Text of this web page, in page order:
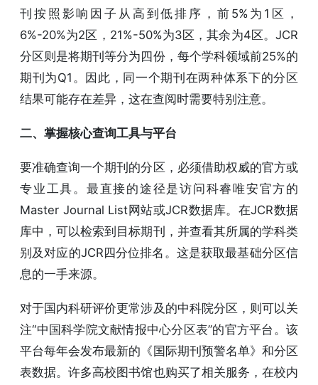
刊按照影响因子从高到低排序，前5%为1区，
6%-20%为2区，21%-50%为3区，其余为4区。JCR
分区则是将期刊等分为四份，每个学科领域前25%的
期刊为Q1。因此，同一个期刊在两种体系下的分区
结果可能存在差异，这在查阅时需要特别注意。
二、掌握核心查询工具与平台
要准确查询一个期刊的分区，必须借助权威的官方或
专业工具。最直接的途径是访问科睿唯安官方的
Master Journal List网站或JCR数据库。在JCR数据
库中，可以检索到目标期刊，并查看其所属的学科类
别及对应的JCR四分位排名。这是获取最基础分区信
息的一手来源。
对于国内科研评价更常涉及的中科院分区，则可以关
注“中国科学院文献情报中心分区表”的官方平台。该
平台每年会发布最新的《国际期刊预警名单》和分区
表数据。许多高校图书馆也购买了相关服务，在校内